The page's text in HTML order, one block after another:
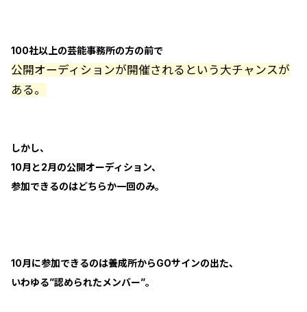
100社以上の芸能事務所の方の前で
公開オーディションが開催されるという大チャンスが
ある。
しかし、
10月と2月の公開オーディション、
参加できるのはどちらか一回のみ。
10月に参加できるのは養成所からGOサインの出た、
いわゆる”認められたメンバー”。